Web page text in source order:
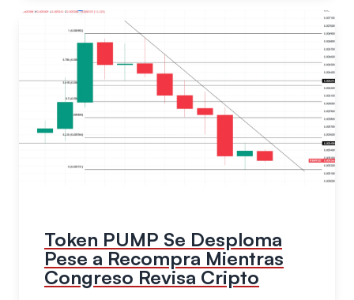
Token PUMP Se Desploma
Pese a Recompra Mientras
Congreso Revisa Cripto